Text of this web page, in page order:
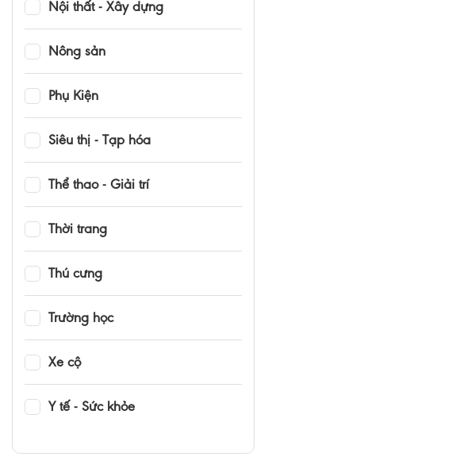
Nội thất - Xây dựng
Nông sản
Phụ Kiện
Siêu thị - Tạp hóa
Thể thao - Giải trí
Thời trang
Thú cưng
Trường học
Xe cộ
Y tế - Sức khỏe